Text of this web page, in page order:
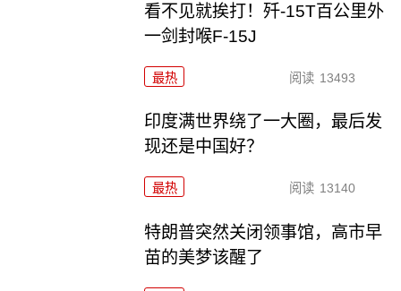
看不见就挨打！歼-15T百公里外
一剑封喉F-15J
最热 阅读 13493
印度满世界绕了一大圈，最后发
现还是中国好？
最热 阅读 13140
特朗普突然关闭领事馆，高市早
苗的美梦该醒了